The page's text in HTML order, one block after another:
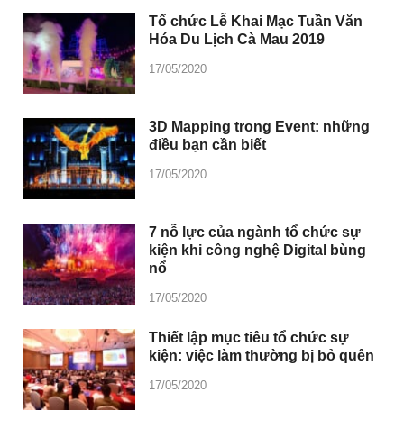
Tổ chức Lễ Khai Mạc Tuần Văn
Hóa Du Lịch Cà Mau 2019
17/05/2020
3D Mapping trong Event: những
điều bạn cần biết
17/05/2020
7 nỗ lực của ngành tổ chức sự
kiện khi công nghệ Digital bùng
nổ
17/05/2020
Thiết lập mục tiêu tổ chức sự
kiện: việc làm thường bị bỏ quên
17/05/2020